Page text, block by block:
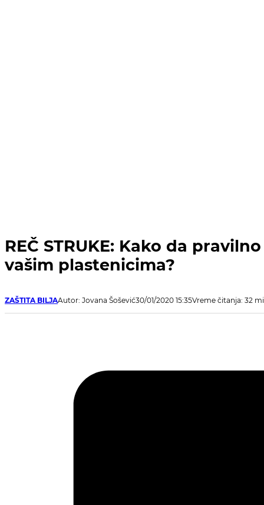
REČ STRUKE: Kako da
vašim plastenicima?
ZAŠTITA BILJAAutor: Jovana Šošević30/01/2020 15:35Vreme čitanja: 32